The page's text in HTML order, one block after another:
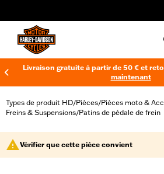
Livraison gratuite à partir de 50 € et
maintenant
Types de produit HD/Pièces/Pièces moto &
Freins & Suspensions/Patins de pédale de frein
Vérifier que cette pièce convient